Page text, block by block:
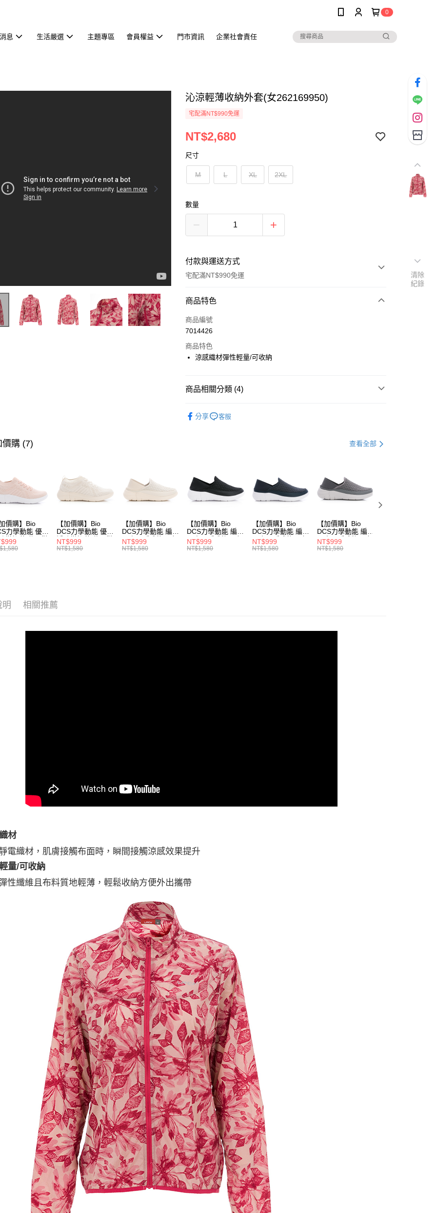
0
息 生活嚴選 主題專區 會員權益 門市資訊 企業社會責任
沁涼輕薄收納外套(女262169950)
宅配滿NT$990免運
NT$2,680
尺寸
M L XL 2XL
數量
付款與運送方式
宅配滿NT$990免運
付款方式
信用卡一次付款
Apple Pay
Google Pay
宅配
每筆NT$80，滿NT$990(含以上)免運費
每筆NT$80，滿NT$699(含以上)免運費
商品特色
商品編號
7014426
商品特色
涼感織材彈性輕量/可收納
商品相關分類 (4)
分享 客服
價購 (7) 查看全部
價購】Bio
力學動能 優纖
黴抑菌 休閒鞋
【加價購】Bio
DCS力學動能 優纖
淨防黴抑菌 休閒鞋
(女231624541)
NT$999
NT$1,580
【加價購】Bio
DCS力學動能 編織
兩穿可踩式後跟 輕
便鞋 運動鞋(女
NT$999
NT$1,580
【加價購】Bio
DCS力學動能 編織
兩穿可踩式後跟 輕
便鞋 運動鞋(女
NT$999
NT$1,580
【加價購】Bio
DCS力學動能 編織
兩穿可踩式後跟 輕
便鞋 運動鞋(男
NT$999
NT$1,580
【加價購】Bio
DCS力學動能 編織
兩穿可踩式後跟 輕
便鞋 運動鞋(男
NT$999
NT$1,580
明 相關推薦
材
電織材，肌膚接觸布面時，瞬間接觸涼感效果提升
量/可收納
性纖維且布料質地輕薄，輕鬆收納方便外出攜帶
清除
紀錄